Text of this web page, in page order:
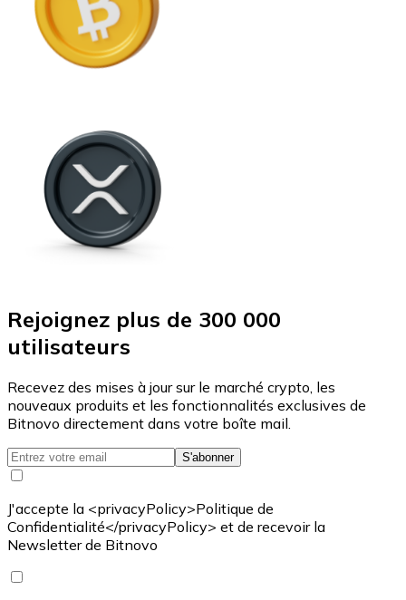
Rejoignez plus de 300 000
utilisateurs
Recevez des mises à jour sur le marché crypto, les
nouveaux produits et les fonctionnalités exclusives de
Bitnovo directement dans votre boîte mail.
S'abonner
J'accepte la <privacyPolicy>Politique de
Confidentialité</privacyPolicy> et de recevoir la
Newsletter de Bitnovo